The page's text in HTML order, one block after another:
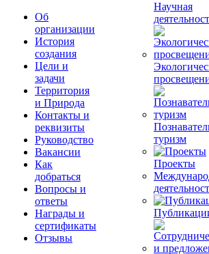
Об
организации
История
создания
Цели и
задачи
Территория
и Природа
Контакты и
реквизиты
Руководство
Вакансии
Как
добраться
Вопросы и
ответы
Награды и
сертификаты
Отзывы
Научная
туризм
Проекты